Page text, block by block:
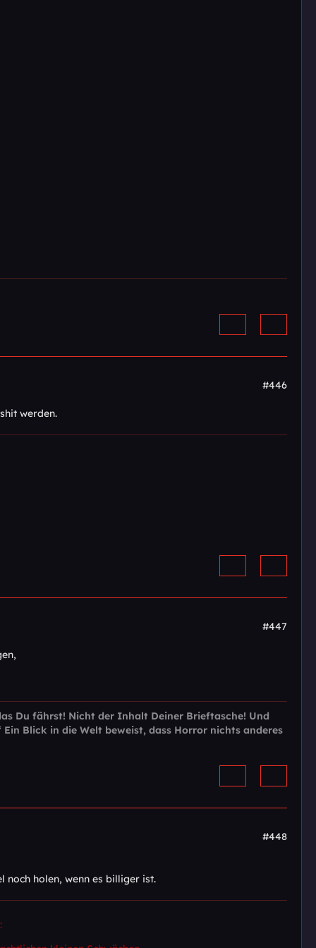
#446
werden.
#447
Du fährst! Nicht der Inhalt Deiner Brieftasche! Und
Ein Blick in die Welt beweist, dass Horror nichts anderes
#448
noch holen, wenn es billiger ist.